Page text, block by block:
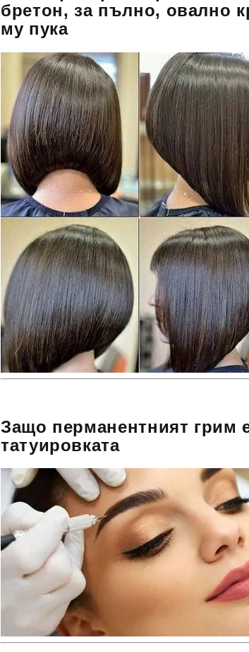
бретон, за пълно, овално
му пука
Защо перманентният грим
татуировката